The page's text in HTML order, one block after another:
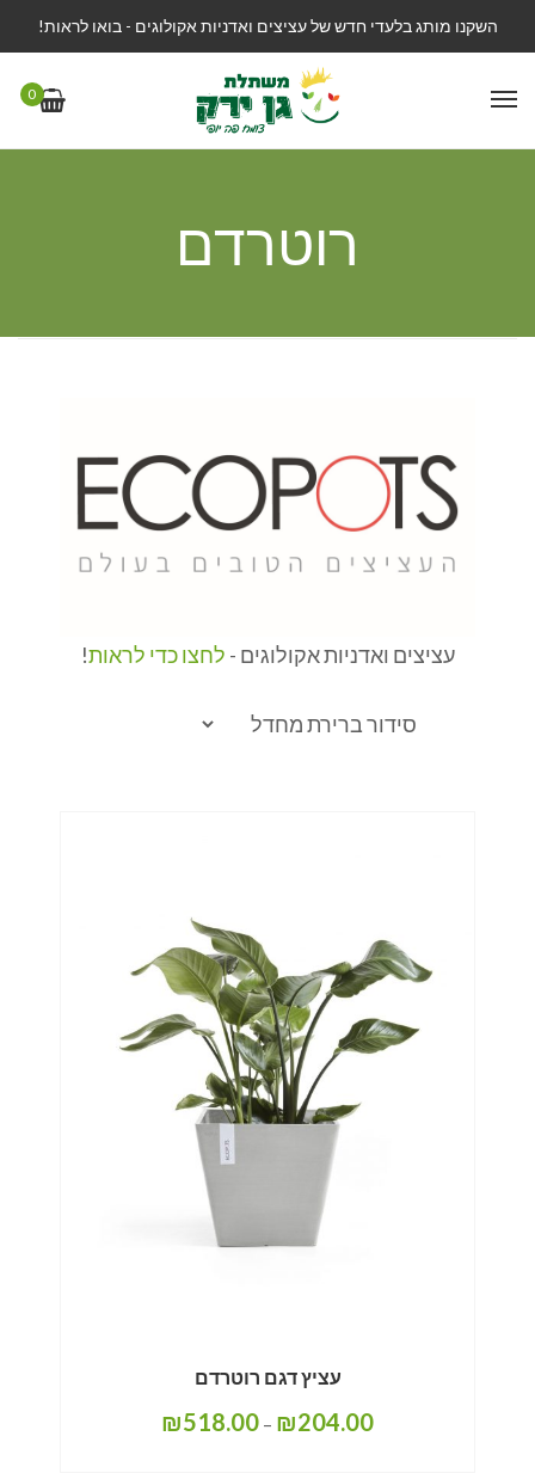
השקנו מותג בלעדי חדש של עציצים ואדניות אקולוגים - בואו לראות!
0
רוטרדם
עציצים ואדניות אקולוגים - לחצו כדי לראות!
עציץ דגם רוטרדם
₪204.00
–
₪518.00